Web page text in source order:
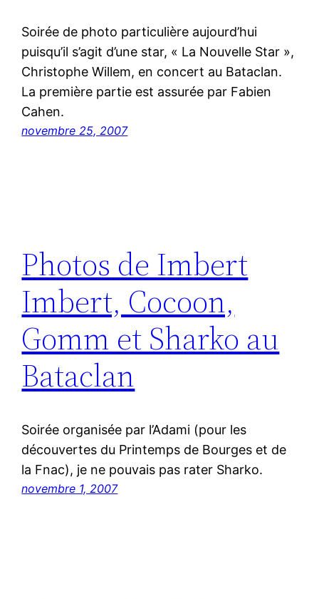
Soirée de photo particulière aujourd’hui
puisqu’il s’agit d’une star, « La Nouvelle Star »,
Christophe Willem, en concert au Bataclan.
La première partie est assurée par Fabien
Cahen.
novembre 25, 2007
Photos de Imbert
Imbert, Cocoon,
Gomm et Sharko au
Bataclan
Soirée organisée par l’Adami (pour les
découvertes du Printemps de Bourges et de
la Fnac), je ne pouvais pas rater Sharko.
novembre 1, 2007